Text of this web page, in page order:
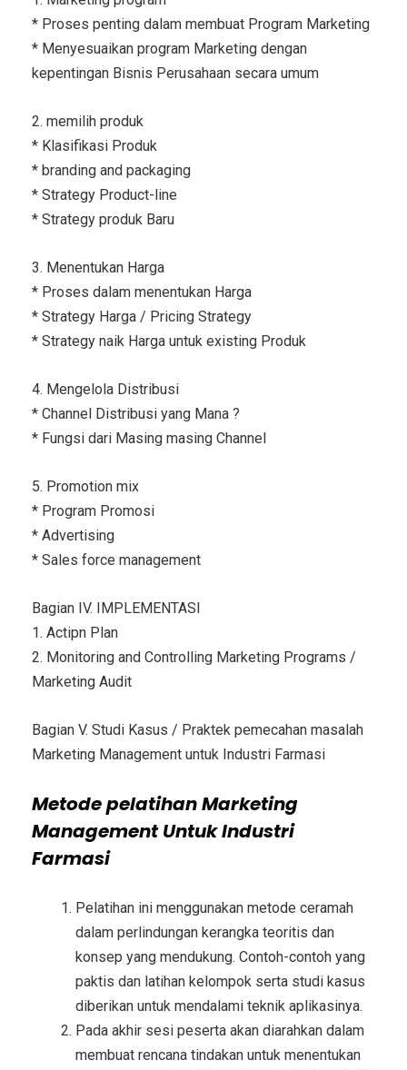
* Proses penting dalam membuat Program Marketing
* Menyesuaikan program Marketing dengan
kepentingan Bisnis Perusahaan secara umum
2. memilih produk
* Klasifikasi Produk
* branding and packaging
* Strategy Product-line
* Strategy produk Baru
3. Menentukan Harga
* Proses dalam menentukan Harga
* Strategy Harga / Pricing Strategy
* Strategy naik Harga untuk existing Produk
4. Mengelola Distribusi
* Channel Distribusi yang Mana ?
* Fungsi dari Masing masing Channel
5. Promotion mix
* Program Promosi
* Advertising
* Sales force management
Bagian IV. IMPLEMENTASI
1. Actipn Plan
2. Monitoring and Controlling Marketing Programs /
Marketing Audit
Bagian V. Studi Kasus / Praktek pemecahan masalah
Marketing Management untuk Industri Farmasi
Metodepelatihan Marketing
Management Untuk Industri
Farmasi
Pelatihan ini menggunakan metode ceramah
dalam perlindungan kerangka teoritis dan
konsep yang mendukung. Contoh-contoh yang
paktis dan latihan kelompok serta studi kasus
diberikan untuk mendalami teknik aplikasinya.
Pada akhir sesi peserta akan diarahkan dalam
membuat rencana tindakan untuk menentukan